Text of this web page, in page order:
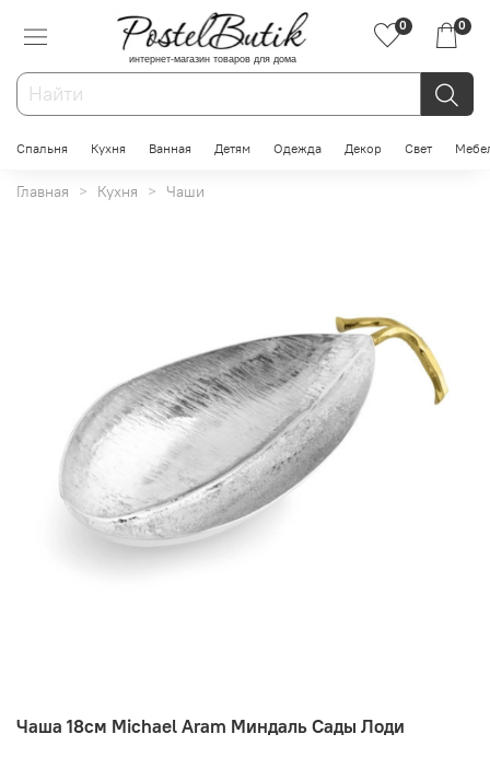
интернет-магазин товаров для дома
0 0
Спальня Кухня Ванная Детям Одежда Декор Свет
Главная Кухня Чаши
Чаша 18см Michael Aram Миндаль Сады Лоди